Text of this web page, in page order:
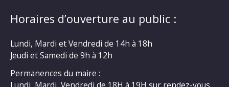
Horaires d’ouverture au public :
Lundi, Mardi et Vendredi de 14h à 18h
Jeudi et Samedi de 9h à 12h
Permanences du maire :